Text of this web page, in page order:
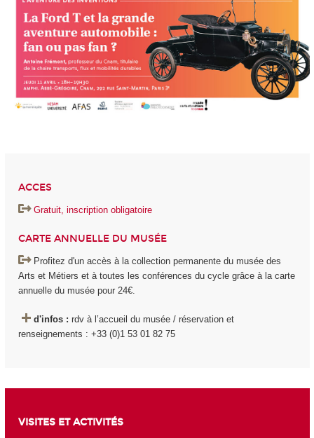
ACCES
Gratuit, inscription obligatoire
CARTE ANNUELLE DU MUSÉE
Profitez d'un accès à la collection permanente du musée des
Arts et Métiers et à toutes les conférences du cycle grâce à la carte
annuelle du musée pour 24€.
d'infos : rdv à l’accueil du musée / réservation et
renseignements : +33 (0)1 53 01 82 75
VISITES ET ACTIVITÉS